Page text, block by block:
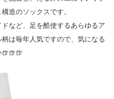
造のソックスです。
など、足を酷使するあらゆるア
は毎年人気ですので、気になる